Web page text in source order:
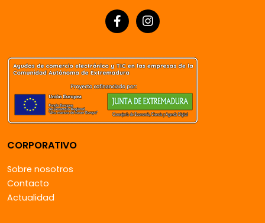
CORPORATIVO
Sobre nosotros
Contacto
Actualidad